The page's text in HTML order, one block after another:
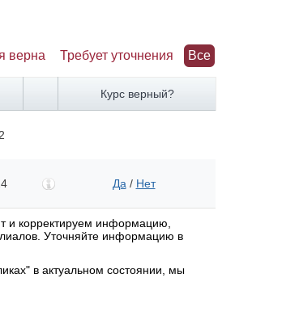
верна Требует уточнения Все
Курс верный?
Да / Нет
и корректируем информацию,
Уточняйте информацию в
в актуальном состоянии, мы